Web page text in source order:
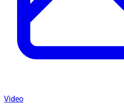
Video